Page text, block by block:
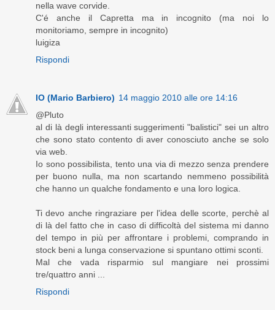
nella wave corvide.
C'é anche il Capretta ma in incognito (ma noi lo
monitoriamo, sempre in incognito)
luigiza
Rispondi
IO (Mario Barbiero) 14 maggio 2010 alle ore 14:16
@Pluto
al di là degli interessanti suggerimenti "balistici" sei un altro
che sono stato contento di aver conosciuto anche se solo
via web.
Io sono possibilista, tento una via di mezzo senza prendere
per buono nulla, ma non scartando nemmeno possibilità
che hanno un qualche fondamento e una loro logica.
Ti devo anche ringraziare per l'idea delle scorte, perchè al
di là del fatto che in caso di difficoltà del sistema mi danno
del tempo in più per affrontare i problemi, comprando in
stock beni a lunga conservazione si spuntano ottimi sconti.
Mal che vada risparmio sul mangiare nei prossimi
tre/quattro anni ...
Rispondi